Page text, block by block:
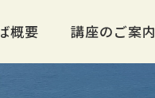
概要 講座のご案内